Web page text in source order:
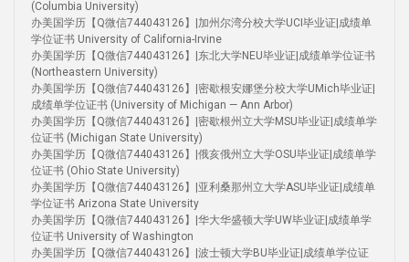
(Columbia University)
办美国学历【Q微信744043126】|加州尔湾分校大学UCI毕业证|成绩单
学位证书 University of California-Irvine
办美国学历【Q微信744043126】|东北大学NEU毕业证|成绩单学位证书
(Northeastern University)
办美国学历【Q微信744043126】|密歇根安娜堡分校大学UMich毕业证|
成绩单学位证书 (University of Michigan — Ann Arbor)
办美国学历【Q微信744043126】|密歇根州立大学MSU毕业证|成绩单学
位证书 (Michigan State University)
办美国学历【Q微信744043126】|俄亥俄州立大学OSU毕业证|成绩单学
位证书 (Ohio State University)
办美国学历【Q微信744043126】|亚利桑那州立大学ASU毕业证|成绩单
学位证书 Arizona State University
办美国学历【Q微信744043126】|华大华盛顿大学UW毕业证|成绩单学
位证书 University of Washington
办美国学历【Q微信744043126】|波士顿大学BU毕业证|成绩单学位证